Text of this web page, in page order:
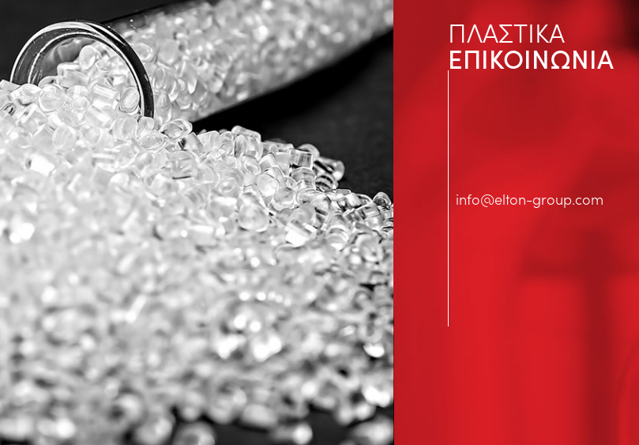
ΠΛΑΣΤΙΚΑ
ΕΠΙΚΟΙΝΩΝΙΑ
info@elton-group.com